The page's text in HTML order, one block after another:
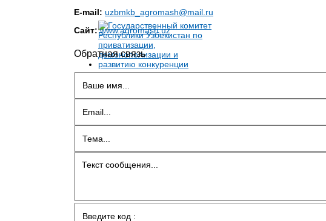
E-mail: uzbmkb_agromash@mail.ru
Сайт: www.agromash.uz
Обратная связь